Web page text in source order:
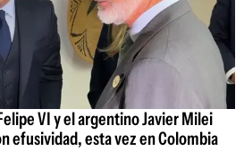
VI y el argentino Javier Milei
efusividad, esta vez en Colombia